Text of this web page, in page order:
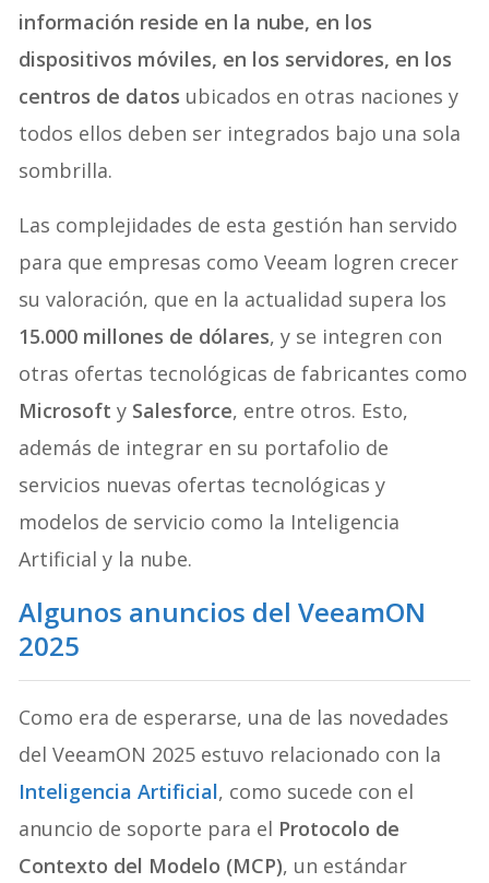
información reside en la nube, en los
dispositivos móviles, en los servidores, en los
centros de datos ubicados en otras naciones y
todos ellos deben ser integrados bajo una sola
sombrilla.
Las complejidades de esta gestión han servido
para que empresas como Veeam logren crecer
su valoración, que en la actualidad supera los
15.000 millones de dólares, y se integren con
otras ofertas tecnológicas de fabricantes como
Microsofty Salesforce, entre otros. Esto,
además de integrar en su portafolio de
servicios nuevas ofertas tecnológicas y
modelos de servicio como la Inteligencia
Artificial y la nube.
Algunos anuncios del VeeamON
2025
Como era de esperarse, una de las novedades
del VeeamON 2025 estuvo relacionado con la
Inteligencia Artificial, como sucede con el
anuncio de soporte para el Protocolo de
Contexto del Modelo (MCP), un estándar